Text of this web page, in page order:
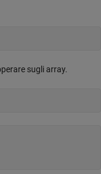
sugli array.